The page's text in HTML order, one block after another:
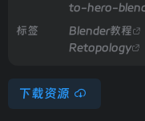
to-hero-
标签
Blender教程
Retopology
下载资源